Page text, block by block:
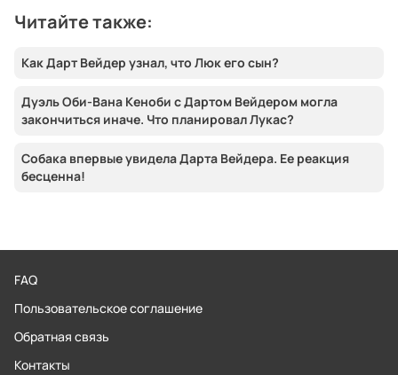
Читайте также:
Как Дарт Вейдер узнал, что Люк его сын?
Дуэль Оби-Вана Кеноби с Дартом Вейдером могла
закончиться иначе. Что планировал Лукас?
Собака впервые увидела Дарта Вейдера. Ее реакция
бесценна!
FAQ
Пользовательское соглашение
Обратная связь
Контакты